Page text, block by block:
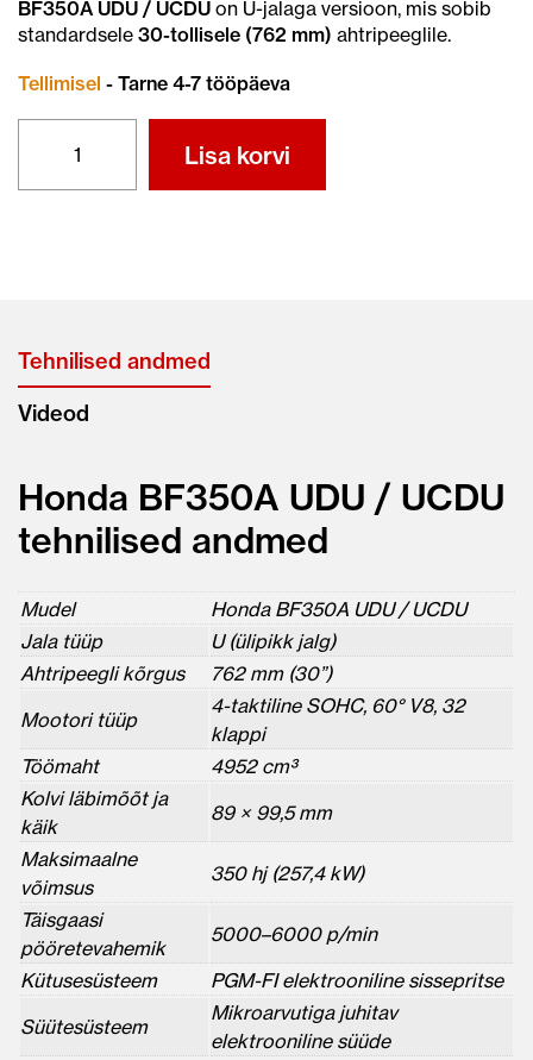
BF350A UDU / UCDU on U-jalaga versioon, mis sobib
standardsele 30-tollisele (762 mm) ahtripeeglile.
Tellimisel - Tarne 4-7 tööpäeva
Lisa korvi
Tehnilised andmed
Videod
Honda BF350A UDU / UCDU
tehnilised andmed
Mudel
Honda BF350A UDU / UCDU
Jala tüüp
U (ülipikk jalg)
Ahtripeegli kõrgus
762 mm (30”)
Mootori tüüp
4-taktiline SOHC, 60° V8, 32
klappi
Töömaht
4952 cm³
Kolvi läbimõõt ja
käik
89 × 99,5 mm
Maksimaalne
võimsus
350 hj (257,4 kW)
Täisgaasi
pööretevahemik
5000–6000 p/min
Kütusesüsteem
PGM-FI elektrooniline sissepritse
Süütesüsteem
Mikroarvutiga juhitav
elektrooniline süüde